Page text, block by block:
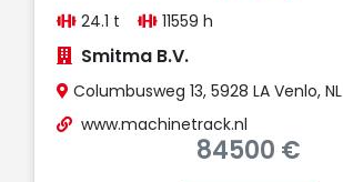
24.1 t 11559 h
Smitma B.V.
Columbusweg 13, 5928 LA Venlo, NL
www.machinetrack.nl
84500 €